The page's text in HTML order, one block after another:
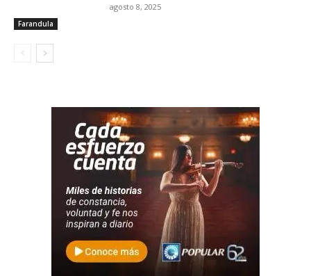
Farandula
agosto 8, 2025